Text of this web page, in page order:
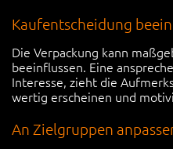
Kaufentscheidung
Die Verpackung kann
beeinflussen. Eine
Interesse, zieht die
wertig erscheinen und
An Zielgruppen